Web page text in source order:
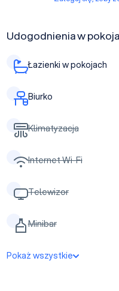
Udogodnienia w
Łazienki w pokojach
Biurko
Klimatyzacja
Internet Wi-Fi
Telewizor
Minibar
Pokaż wszystkie